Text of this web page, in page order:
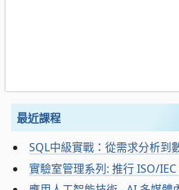
最近課程
SQL中級實戰：從需求分析到
實驗室管理系列: 推行 ISO/